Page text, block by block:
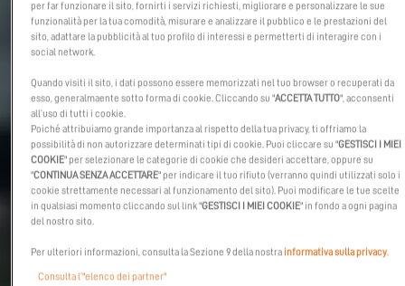
per far funzionare il sito, fornirti i servizi richiesti, migliorare e personalizzare le sue
funzionalità per la tua comodità, misurare e analizzare il pubblico e le prestazioni del
sito, adattare la pubblicità al tuo profilo di interessi e permetterti di interagire con i
social network.
Quando visiti il sito, i dati possono essere memorizzati nel tuo browser o recuperati da
esso, generalmaente sotto forma di cookie. Cliccando su "ACCETTA TUTTO", acconsenti
all’uso di tutti i cookie.
Poiché attribuiamo grande importanza al rispetto della tua privacy, ti offriamo la
possibilità di non autorizzare determinati tipi di cookie. Puoi cliccare su "GESTISCI I MIEI
COOKIE" per selezionare le categorie di cookie che desideri accettare, oppure su
"CONTINUA SENZA ACCETTARE" per indicare il tuo rifiuto (verranno quindi utilizzati solo i
cookie strettamente necessari al funzionamento del sito). Puoi modificare le tue scelte
in qualsiasi momento cliccando sul link "GESTISCI I MIEI COOKIE" in fondo a ogni pagina
del nostro sito.
Per ulteriori informazioni, consulta la Sezione 9 della nostra informativa sulla privacy.
Consulta l’"elenco dei partner"